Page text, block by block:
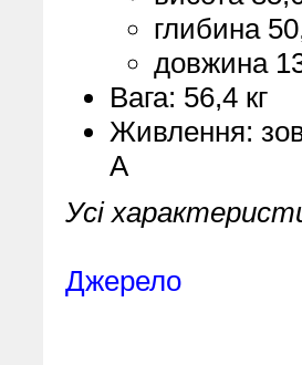
глибина
довжина
Вага: 56,4 кг
Живлення:
А
Усі
Джерело